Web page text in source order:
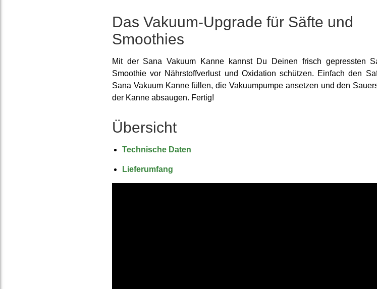
Das Vakuum-Upgrade für Säfte und
Smoothies
Mit der Sana Vakuum Kanne kannst Du Deinen frisch gepressten
Smoothie vor Nährstoffverlust und Oxidation schützen. Einfach den
Sana Vakuum Kanne füllen, die Vakuumpumpe ansetzen und den
der Kanne absaugen. Fertig!
Übersicht
Technische Daten
Lieferumfang